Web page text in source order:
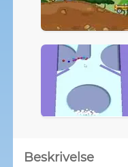
Beskrivelse